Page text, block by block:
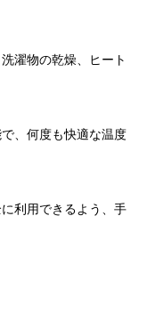
濯物の乾燥、ヒート
、何度も快適な温度
利用できるよう、手